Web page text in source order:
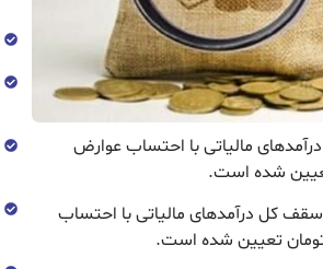
بودجه سال ۱۴۰۵ سقف کل درآمدهای مالیاتی با احتساب عوارض
به گزارش ریال نیوز ، در لایحه بودجه سال ۱۴۰۵ سقف کل درآمدهای مالیاتی با احتساب